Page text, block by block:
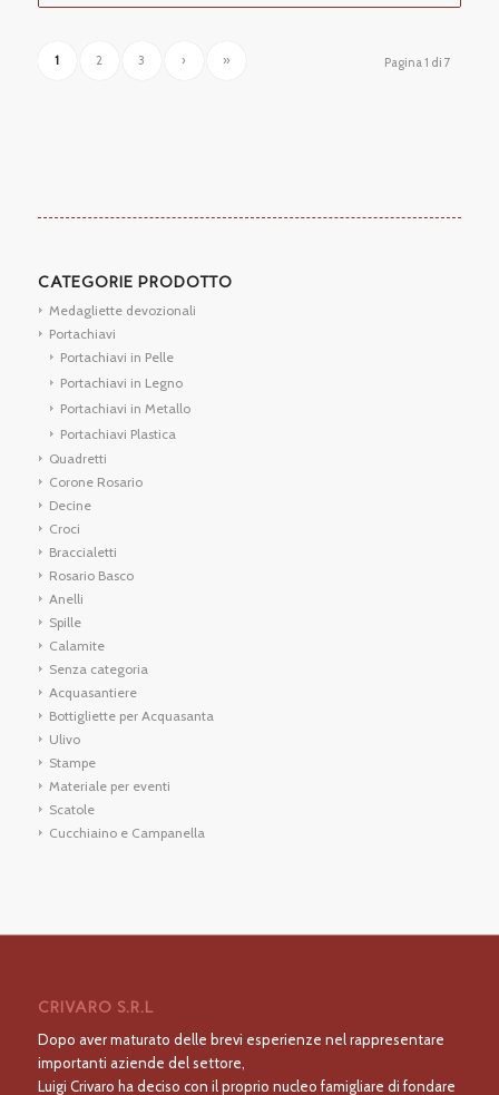
Pagina 1 di 7
1 2 3 › »
CATEGORIE PRODOTTO
Medagliette devozionali
Portachiavi
Portachiavi in Pelle
Portachiavi in Legno
Portachiavi in Metallo
Portachiavi Plastica
Quadretti
Corone Rosario
Decine
Croci
Braccialetti
Rosario Basco
Anelli
Spille
Calamite
Senza categoria
Acquasantiere
Bottigliette per Acquasanta
Ulivo
Stampe
Materiale per eventi
Scatole
Cucchiaino e Campanella
CRIVARO S.R.L
Dopo aver maturato delle brevi esperienze nel rappresentare
importanti aziende del settore,
Luigi Crivaro ha deciso con il proprio nucleo famigliare di fondare